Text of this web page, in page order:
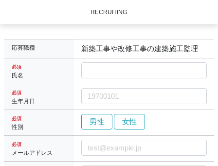
RECRUITING
応募職種 新築工事や改修工事の建築施工監理
必須
氏名
必須
生年月日
必須
性別
男性 女性
必須
メールアドレス